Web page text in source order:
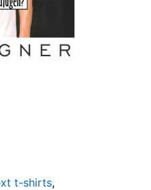
t-shirts,